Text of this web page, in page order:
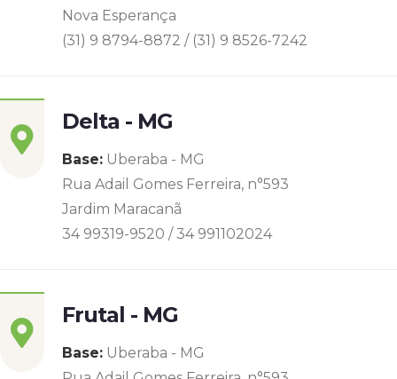
Nova Esperança
(31) 9 8794-8872 / (31) 9 8526-7242
Delta - MG
Base: Uberaba - MG
Rua Adail Gomes Ferreira, n°593
Jardim Maracanã
34 99319-9520 / 34 991102024
Frutal - MG
Base: Uberaba - MG